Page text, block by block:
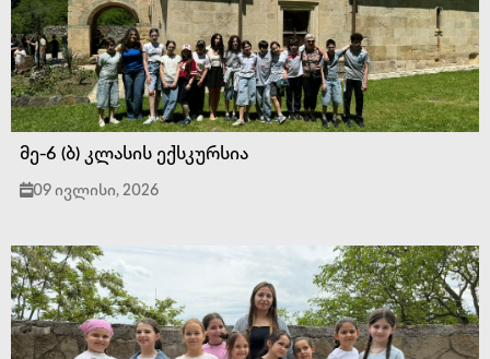
მე-6 (ბ) კლასის ექსკურსია
09 ივლისი, 2026